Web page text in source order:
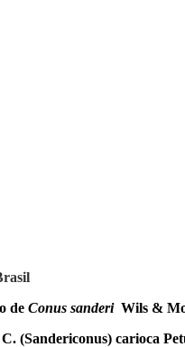
de Conus sanderi Wils &
(Sandericonus) carioca